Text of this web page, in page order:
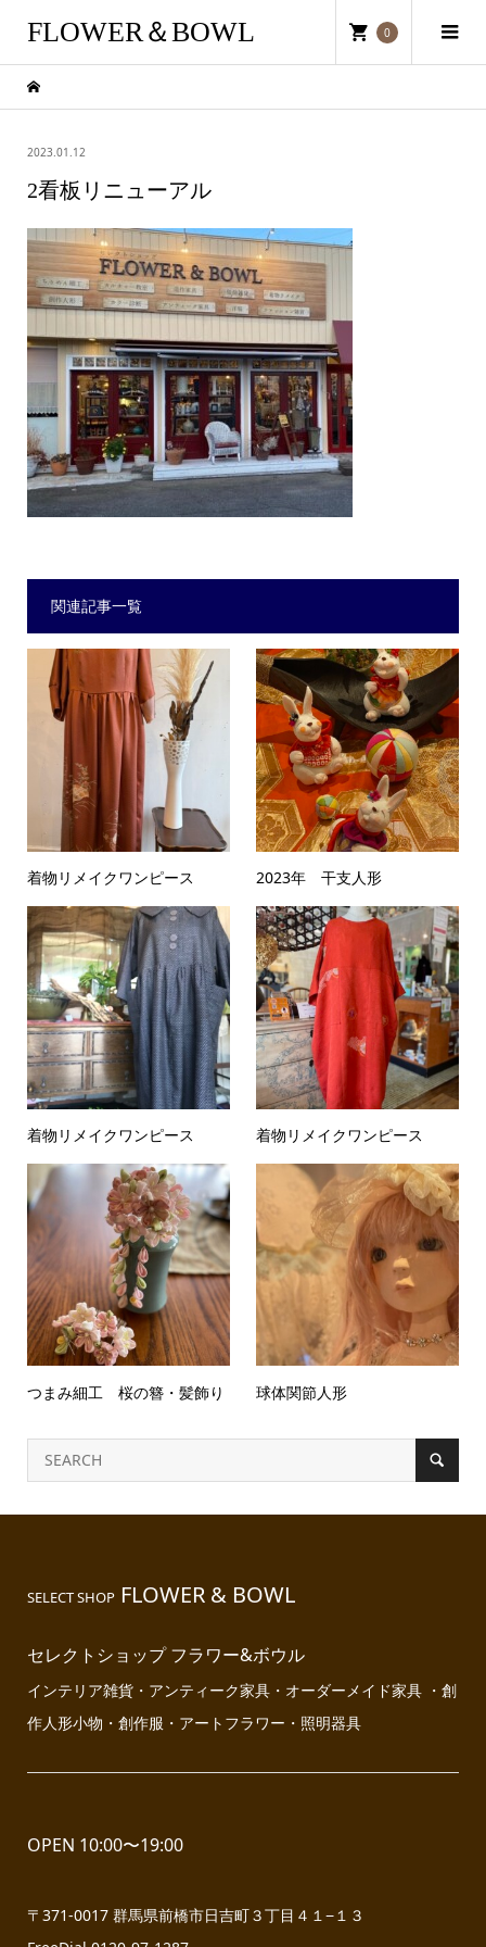
FLOWER＆BOWL 0
2023.01.12
2看板リニューアル
関連記事一覧
着物リメイクワンピース 2023年 干支人形
着物リメイクワンピース 着物リメイクワンピース
つまみ細工 桜の簪・髪飾り 球体関節人形
SELECT SHOP FLOWER & BOWL
セレクトショップ フラワー&ボウル
インテリア雑貨・アンティーク家具・オーダーメイド家具 ・創
作人形小物・創作服・アートフラワー・照明器具
OPEN 10:00〜19:00
〒371-0017 群馬県前橋市日吉町３丁目４１−１３